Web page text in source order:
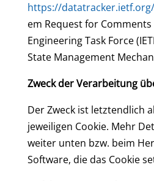
https://
em Request for
Engineering Task Force
State Management
Zweck der Verarbeitung
Der Zweck ist letztendlich
jeweiligen Cookie. Mehr
weiter unten bzw. beim
Software, die das Cookie